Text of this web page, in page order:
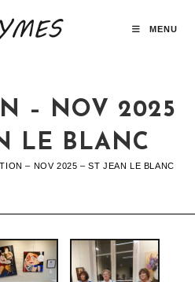
MENU
– NOV 2025
LE BLANC
– NOV 2025 – ST JEAN LE BLANC